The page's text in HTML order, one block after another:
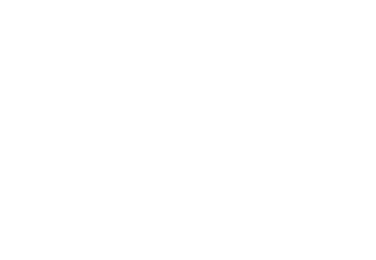
kakvu svijet tek otkriva